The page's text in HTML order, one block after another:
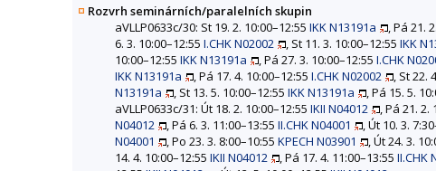
Rozvrh seminárních/paralelních skupin
aVLLP0633c/30: St 19. 2. 10:00–12:55 IKK N13191a , Pá 21.
6. 3. 10:00–12:55 I.CHK N02002 , St 11. 3. 10:00–12:55 IKK
10:00–12:55 IKK N13191a , Pá 27. 3. 10:00–12:55 I.CHK
IKK N13191a
, Pá 17. 4. 10:00–12:55 I.CHK N02002 , St 22.
N13191a
, St 13. 5. 10:00–12:55 IKK N13191a , Pá 15. 5.
aVLLP0633c/31: Út 18. 2. 10:00–12:55 IKII N04012 , Pá 21. 2.
N04012
, Pá 6. 3. 11:00–13:55 II.CHK N04001 , Út 10. 3.
N04001
, Po 23. 3. 8:00–10:55 KPECH N03901 , Út 24. 3.
14. 4. 10:00–12:55 IKII N04012 , Pá 17. 4. 11:00–13:55 II.CHK